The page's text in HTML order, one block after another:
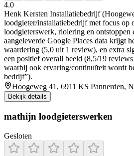
4.0
Henk Kersten Installatiebedrijf
loodgieter/installatiebedrijf met focus op
loodgieterswerk, riolering en ontstoppen
aangeleverde Google Places data krijgt
waardering (5,0 uit 1 review), en extra
een positief overall beeld (8,5/19
waarbij ook ervaring/continuïteit wordt
bedrijf”).
Hoogeweg 41, 6911 KS Pannerden,
Bekijk details
mathijn loodgieterswerken
Gesloten